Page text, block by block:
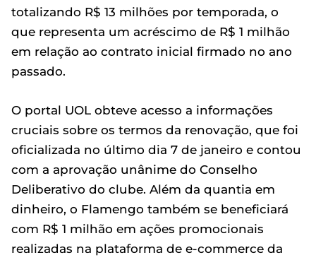
totalizando R$ 13 milhões por temporada, o
que representa um acréscimo de R$ 1 milhão
em relação ao contrato inicial firmado no ano
passado.
O portal UOL obteve acesso a informações
cruciais sobre os termos da renovação, que foi
oficializada no último dia 7 de janeiro e contou
com a aprovação unânime do Conselho
Deliberativo do clube. Além da quantia em
dinheiro, o Flamengo também se beneficiará
com R$ 1 milhão em ações promocionais
realizadas na plataforma de e-commerce da